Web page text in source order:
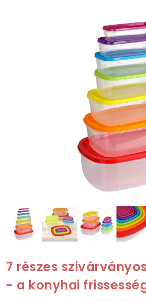
7 részes
- a konyhai